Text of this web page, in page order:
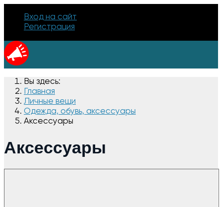
Вход на сайт
Регистрация
Вы здесь:
Главная
Личные вещи
Одежда, обувь, аксессуары
Аксессуары
Аксессуары